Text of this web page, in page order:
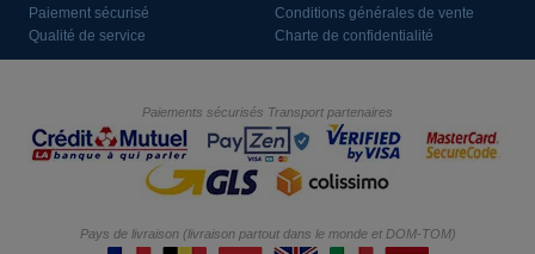
Paiement sécurisé
Qualité de service
Conditions générales de vente
Charte de confidentialité
Paiements sécurisés Transport partenaires
Pays de livraison (livraison partout dans le monde et DOM-TOM)